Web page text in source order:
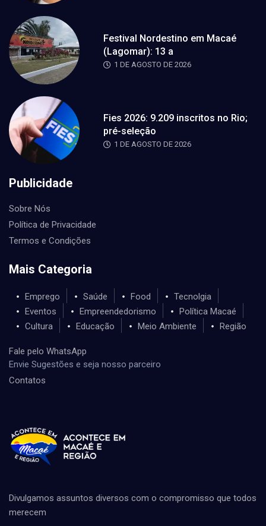
Festival Nordestino em Macaé
(Lagomar): 13 a
1 DE AGOSTO DE 2026
Fies 2026: 9.209 inscritos no Rio;
pré-seleção
1 DE AGOSTO DE 2026
Publicidade
Sobre Nós
Política de Privacidade
Termos e Condições
Mais Categoria
Emprego Saúde Food
Tecnolgia
Eventos
Empreendedorismo
Política Macaé
Cultura
Educação Meio Ambiente Região
Fale pelo WhatsApp
Envie Sugestões e seja nosso parceiro
Contatos
Divulgamos assuntos diversos com o compromisso que todos
merecem